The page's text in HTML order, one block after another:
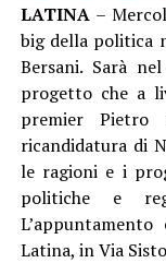
LATINA–
big della politica
Bersani. Sarà
progetto che a
premier
ricandidatura di
le ragioni e i
politiche e
Latina, in Via